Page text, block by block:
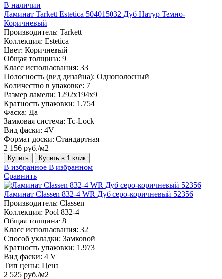
В наличии
Ламинат Tarkett Estetica 504015032 Дуб Натур Темно-
Коричневый
Производитель: Tarkett
Коллекция: Estetica
Цвет: Коричневый
Общая толщина: 9
Класс использования: 33
Полосность (вид дизайна): Однополосный
Количество в упаковке: 7
Размер ламели: 1292х194х9
Кратность упаковки: 1.754
Фаска: Да
Замковая система: Tc-Lock
Вид фаски: 4V
Формат доски: Стандартная
2 156 руб./м2
Купить Купить в 1 клик
В избранное В избранном
Сравнить
Ламинат Classen 832-4 WR Дуб серо-коричневый 52356
Производитель: Classen
Коллекция: Pool 832-4
Общая толщина: 8
Класс использования: 32
Способ укладки: Замковой
Кратность упаковки: 1.973
Вид фаски: 4 V
Тип цены: Цена
2 525 руб./м2